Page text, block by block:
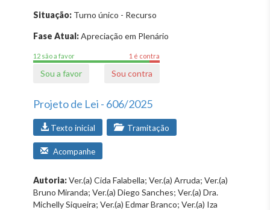
Situação: Turno único - Recurso
Fase Atual:Apreciação em Plenário
12 são a favor 1 é contra
Sou a favor Sou contra
Projeto de Lei - 606/2025
Texto inicial Tramitação
Acompanhe
Autoria:Ver.(a) Cida Falabella; Ver.(a) Arruda; Ver.(a)
Bruno Miranda; Ver.(a) Diego Sanches; Ver.(a) Dra.
Michelly Siqueira; Ver.(a) Edmar Branco; Ver.(a) Iza